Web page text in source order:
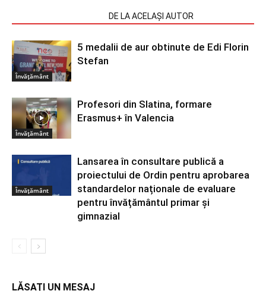
DE LA ACELAȘI AUTOR
Învățământ
5 medalii de aur obtinute de Edi Florin
Stefan
Învățământ
Profesori din Slatina, formare
Erasmus+ în Valencia
Învățământ
Lansarea în consultare publică a
proiectului de Ordin pentru aprobarea
standardelor naționale de evaluare
pentru învățământul primar și
gimnazial
LĂSAȚI UN MESAJ